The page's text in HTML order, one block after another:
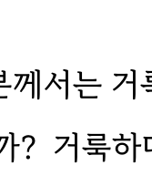
께서는
? 거룩